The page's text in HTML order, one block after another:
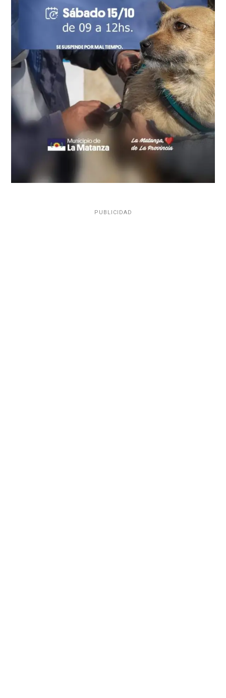
PUBLICIDAD